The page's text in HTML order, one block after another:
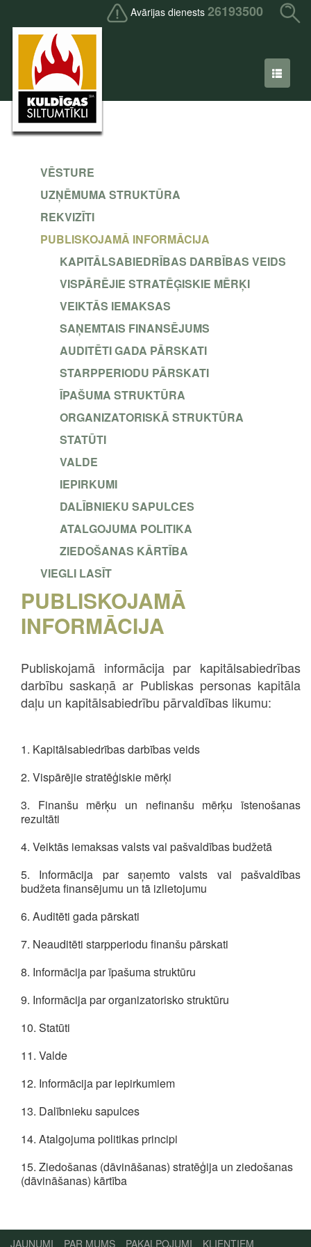
Avārijas dienests 26193500
VĒSTURE
UZŅĒMUMA STRUKTŪRA
REKVIZĪTI
PUBLISKOJAMĀ INFORMĀCIJA
KAPITĀLSABIEDRĪBAS DARBĪBAS VEIDS
VISPĀRĒJIE STRATĒĢISKIE MĒRĶI
VEIKTĀS IEMAKSAS
SAŅEMTAIS FINANSĒJUMS
AUDITĒTI GADA PĀRSKATI
STARPPERIODU PĀRSKATI
ĪPAŠUMA STRUKTŪRA
ORGANIZATORISKĀ STRUKTŪRA
STATŪTI
VALDE
IEPIRKUMI
DALĪBNIEKU SAPULCES
ATALGOJUMA POLITIKA
ZIEDOŠANAS KĀRTĪBA
VIEGLI LASĪT
PUBLISKOJAMĀ
INFORMĀCIJA
Publiskojamā informācija par kapitālsabiedrības
darbību saskaņā ar Publiskas personas kapitāla
daļu un kapitālsabiedrību pārvaldības likumu:
1. Kapitālsabiedrības darbības veids
2. Vispārējie stratēģiskie mērķi
3. Finanšu mērķu un nefinanšu mērķu īstenošanas
rezultāti
4. Veiktās iemaksas valsts vai pašvaldības budžetā
5. Informācija par saņemto valsts vai pašvaldības
budžeta finansējumu un tā izlietojumu
6. Auditēti gada pārskati
7. Neauditēti starpperiodu finanšu pārskati
8. Informācija par īpašuma struktūru
9. Informācija par organizatorisko struktūru
10. Statūti
11. Valde
12. Informācija par iepirkumiem
13. Dalībnieku sapulces
14. Atalgojuma politikas principi
15. Ziedošanas (dāvināšanas) stratēģija un ziedošanas
(dāvināšanas) kārtība
JAUNUMI PAR MUMS PAKALPOJUMI KLIENTIEM